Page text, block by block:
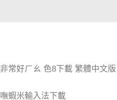
非常好ㄏㄠ 色8下載 繁體中文版
嘸蝦米輸入法下載